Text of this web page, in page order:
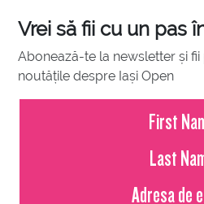
Vrei să fii cu un pas
Abonează-te la newsletter și
noutățile despre Iași Open
JUNE 23, 2025
În 17 zile începe